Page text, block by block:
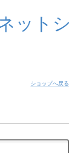
ットシ
ショップへ戻る